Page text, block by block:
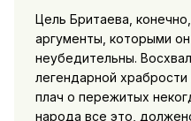
Цель Бритаева,
аргументы, которыми он
неубедительны.
легендарной храбрости
плач о пережитых
народа все это,